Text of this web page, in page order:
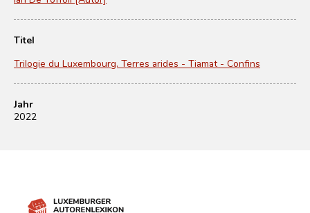
Titel
Trilogie du Luxembourg. Terres arides - Tiamat - Confins
Jahr
2022